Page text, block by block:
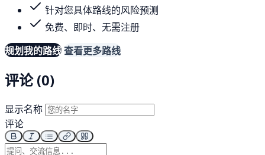
针对您具体路线的风险预测
免费、即时、无需注册
规划我的路线查看更多路线
评论 (0)
显示名称
评论